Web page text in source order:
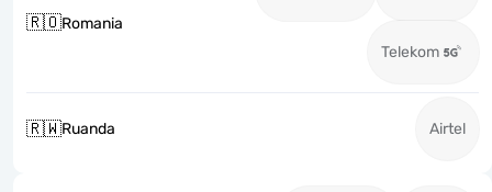
🇷🇴Romania
Telekom
🇷🇼Ruanda Airtel